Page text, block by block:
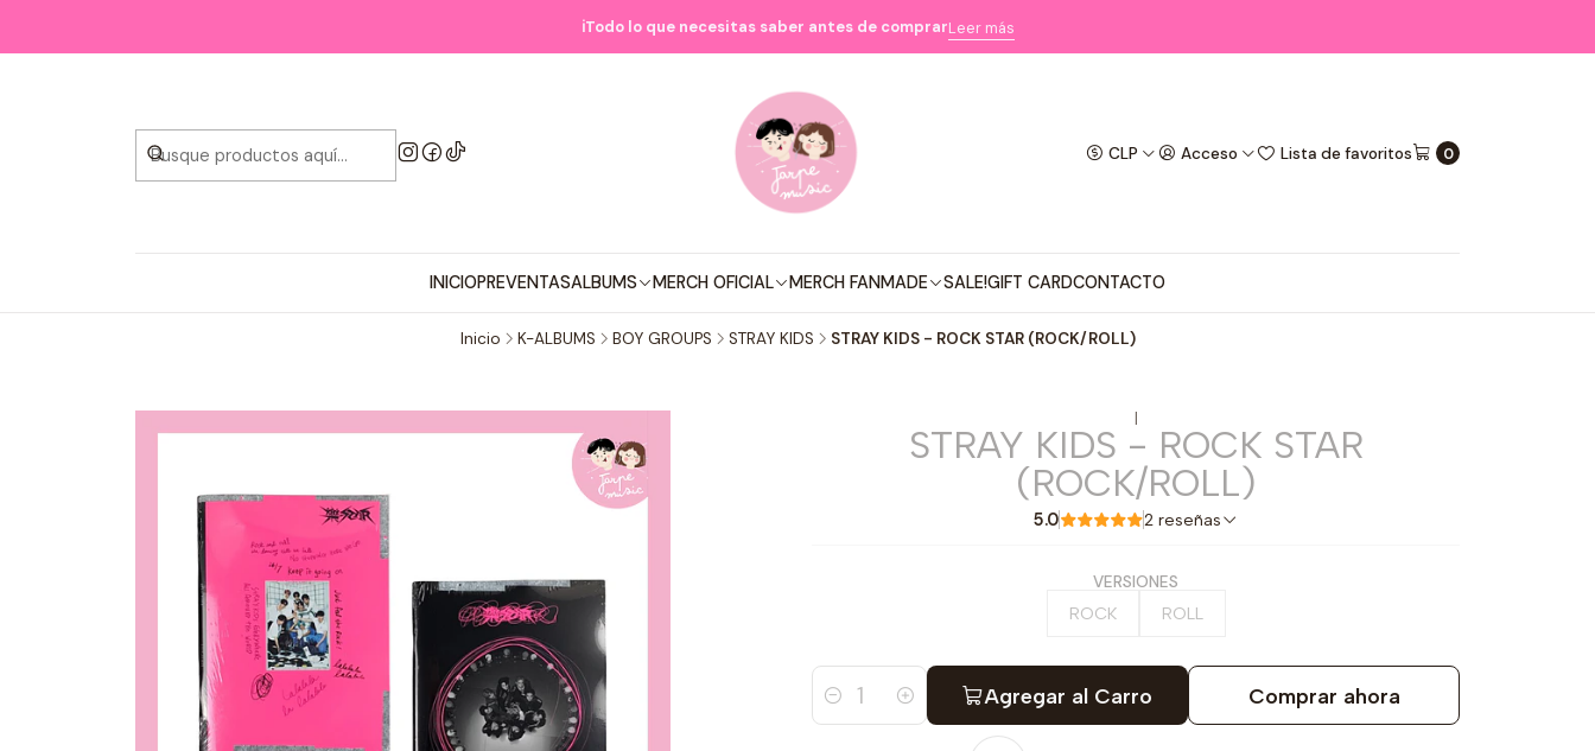
CLP Acceso Lista de favoritos 0
INICIOPREVENTASALBUMS MERCH OFICIAL MERCH FANMADE SALE!GIFT CARDCONTACTO
ℹ️Todo lo que necesitas saber antes de comprarLeer más
Inicio K-ALBUMS BOY GROUPS STRAY KIDS STRAY KIDS - ROCK STAR (ROCK/ROLL)
|
STRAY KIDS - ROCK STAR
(ROCK/ROLL)
5.0 2 reseñas
VERSIONES
ROCK ROLL
Cantidad
Agregar al Carro Comprar ahora